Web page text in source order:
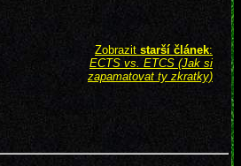
Zobrazit starší článek:
ECTS vs. ETCS (Jak si
zapamatovat ty zkratky)